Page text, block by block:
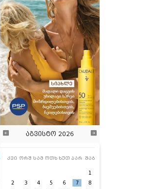
აგვისტო 2026
კვი ორშ სამ ოთხ ხუთ პარ შაბ
1
2
3 4 5 6 7
8